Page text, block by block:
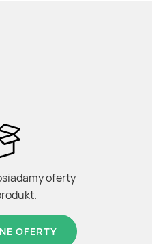
oferty
OFERTY